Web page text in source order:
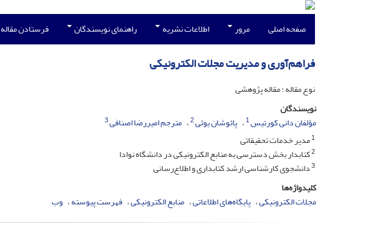
صفحه اصلی مرور اطلاعات نشریه راهنمای نویسندگان فرستادن مقاله
فراهم‌آوری و مدیریت مجلات الکترونیکی
نوع مقاله : مقاله پژوهشی
نویسندگان
مؤلفان دانی کورتیس1 پائوشان یوئی2 مترجم امیررضا اصنافی3
1مدیر خدمات تحقیقاتی
2کتابدار بخش دسترسی به منابع الکترونیکی در دانشگاه نوادا
3دانشجوی کارشناسی ارشد کتابداری و اطلاع‌رسانی
کلیدواژه‌ها
مجلات الکترونیکی پایگاه‌های اطلاعاتی منابع الکترونیکی فهرست پیوسته وب